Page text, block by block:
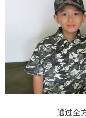
通过全